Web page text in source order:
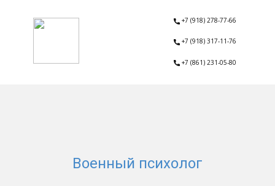
+7 (918) 278-77-66
+7 (918) 317-11-76
+7 (861) 231-05-80
Военный психолог